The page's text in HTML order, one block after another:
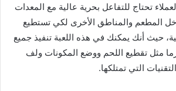
تحتاج للتفاعل بحرية عالية مع المعدات
المطعم والمناطق الأخرى لكي تستطيع
حيث أنك يمكنك في هذه اللعبة تنفيذ جميع
مثل تقطيع اللحم ووضع المكونات ولف
التي تمتلكها.